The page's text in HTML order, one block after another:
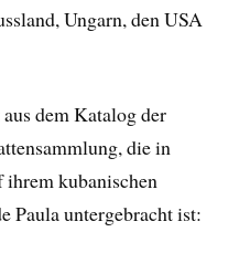
Ungarn, den USA
dem Katalog der
die in
ihrem kubanischen
Paula untergebracht ist: